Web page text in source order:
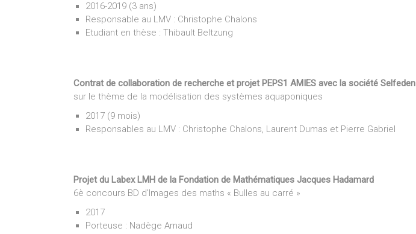
2016-2019 (3 ans)
Responsable au LMV : Christophe Chalons
Etudiant en thèse : Thibault Beltzung
Contrat de collaboration de recherche et projet PEPS1 AMIES avec la société Selfeden
sur le thème de la modélisation des systèmes aquaponiques
2017 (9 mois)
Responsables au LMV : Christophe Chalons, Laurent Dumas et Pierre Gabriel
Projet du Labex LMH de la Fondation de Mathématiques Jacques Hadamard
6è concours BD d’Images des maths « Bulles au carré »
2017
Porteuse : Nadège Arnaud